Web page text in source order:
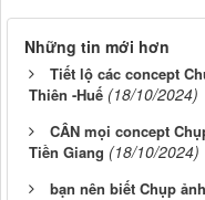
Những tin mới hơn
Tiết lộ các concept
Thiên -Huế (18/10/2024)
CÂN mọi concept
Tiền Giang (18/10/2024)
bạn nên biết Chụp